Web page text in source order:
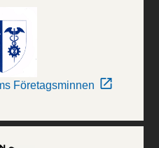
Företagsminnen